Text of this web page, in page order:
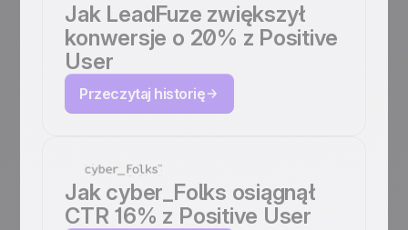
Jak LeadFuze zwiększył
konwersje o 20% z Positive
User
Przeczytaj historię
Jak cyber_Folks osiągnął
CTR 16% z Positive User